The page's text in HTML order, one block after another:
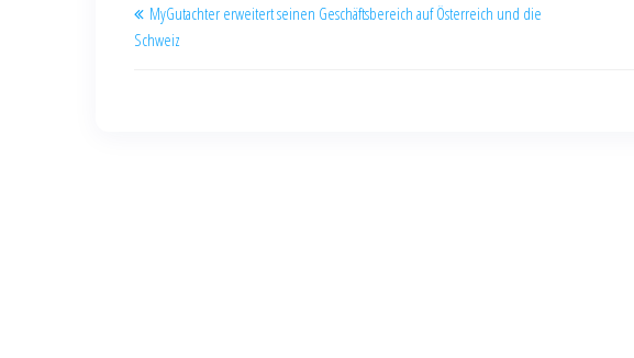
MyGutachter erweitert seinen Geschäftsbereich auf Österreich und die
Schweiz